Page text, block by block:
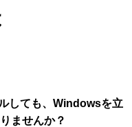
しても、Windowsを立
ませんか？